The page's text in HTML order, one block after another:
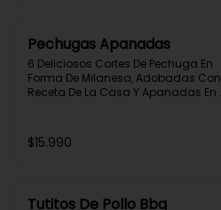
Pechugas Apanadas
6 Deliciosos Cortes De Pechuga En
Forma De Milanesa, Adobadas Con
Receta De La Casa Y Apanadas En
$15.990
Tutitos De Pollo Bbq